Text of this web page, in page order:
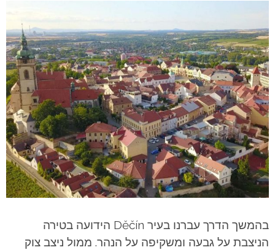
בהמשך הדרך עברנו בעיר Děčín הידועה בטירה
הניצבת על גבעה ומשקיפה על הנהר. ממול ניצב צוק